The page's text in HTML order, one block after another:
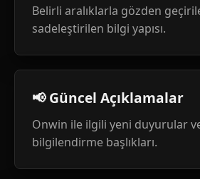
Belirli aralıklarla gözden
sadeleştirilen bilgi yapısı.
📢 Güncel Açıklamalar
Onwin ile ilgili yeni duyurular
bilgilendirme başlıkları.